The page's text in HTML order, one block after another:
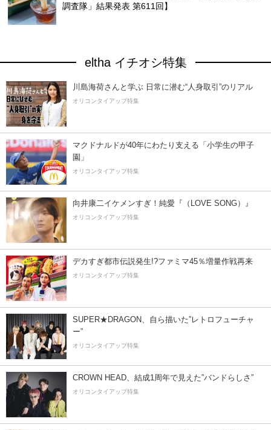
調査隊」結果発表 第611回】
eltha イチオシ特集
川島海荷さんと学ぶ 日常に潜む“人身取引”のリアル
オリコンタイアップ特集
マクドナルドが40年にわたり支える「小学生の甲子
園」
オリコンタイアップ特集
向井康二イケメンすぎ！純愛『（LOVE SONG）』
オリコンタイアップ特集
デカすぎ都市伝説発生!?ファミマ45％増量作戦再来
オリコンタイアップ特集
SUPER★DRAGON、自ら描いた”レトロフューチャ
ー”
オリコンタイアップ特集
CROWN HEAD、結成1周年で見えた”バンドらしさ”
オリコンタイアップ特集